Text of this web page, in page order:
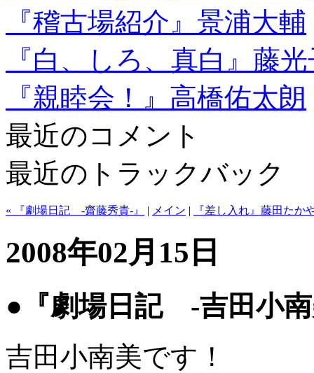
『稽古場紹介』景浦大輔
『白、しろ、真白』藤
『親睦会！』高橋佑太朗
最近のコメント
最近のトラックバック
« 『劇場日記 -齋藤秀貴-』 | メイン | 『差し入れ』藤田たか
2008年02月15日
●『劇場日記 -吉田小
吉田小南美です！